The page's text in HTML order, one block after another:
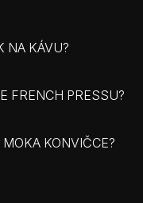
NA KÁVU?
FRENCH PRESSU?
KONVIČCE?